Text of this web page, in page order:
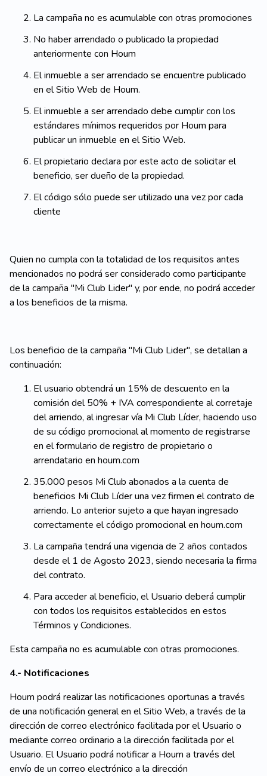
La campaña no es acumulable con otras promociones
No haber arrendado o publicado la propiedad
anteriormente con Houm
El inmueble a ser arrendado se encuentre publicado
en el Sitio Web de Houm.
El inmueble a ser arrendado debe cumplir con los
estándares mínimos requeridos por Houm para
publicar un inmueble en el Sitio Web.
El propietario declara por este acto de solicitar el
beneficio, ser dueño de la propiedad.
El código sólo puede ser utilizado una vez por cada
cliente
Quien no cumpla con la totalidad de los requisitos antes
mencionados no podrá ser considerado como participante
de la campaña "Mi Club Lider" y, por ende, no podrá acceder
a los beneficios de la misma.
Los beneficio de la campaña "Mi Club Lider", se detallan a
continuación:
El usuario obtendrá un 15% de descuento en la
comisión del 50% + IVA correspondiente al corretaje
del arriendo, al ingresar vía Mi Club Líder, haciendo uso
de su código promocional al momento de registrarse
en el formulario de registro de propietario o
arrendatario en houm.com
35.000 pesos Mi Club abonados a la cuenta de
beneficios Mi Club Líder una vez firmen el contrato de
arriendo. Lo anterior sujeto a que hayan ingresado
correctamente el código promocional en houm.com
La campaña tendrá una vigencia de 2 años contados
desde el 1 de Agosto 2023, siendo necesaria la firma
del contrato.
Para acceder al beneficio, el Usuario deberá cumplir
con todos los requisitos establecidos en estos
Términos y Condiciones.
Esta campaña no es acumulable con otras promociones.
4.- Notificaciones
Houm podrá realizar las notificaciones oportunas a través
de una notificación general en el Sitio Web, a través de la
dirección de correo electrónico facilitada por el Usuario o
mediante correo ordinario a la dirección facilitada por el
Usuario. El Usuario podrá notificar a Houm a través del
envío de un correo electrónico a la dirección